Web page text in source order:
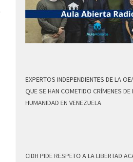
EXPERTOS INDEPENDIENTES DE LA
QUE SE HAN COMETIDO CRÍMENES DE
HUMANIDAD EN VENEZUELA
CIDH PIDE RESPETO A LA LIBERTAD